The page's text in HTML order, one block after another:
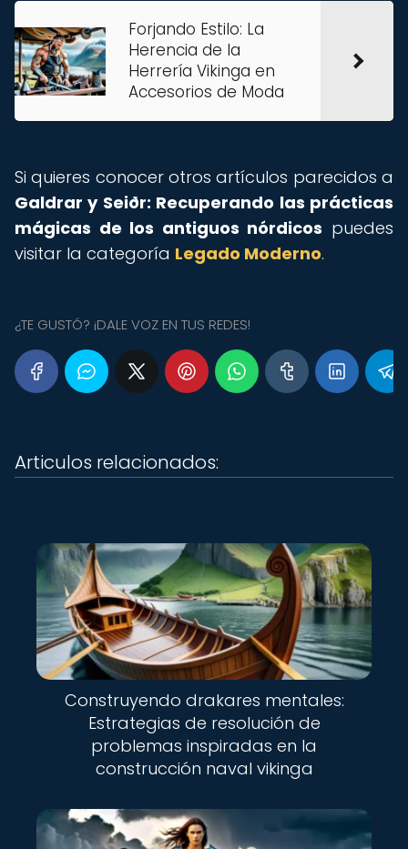
Forjando Estilo: La
Herencia de la
Herrería Vikinga en
Accesorios de Moda
Si quieres conocer otros artículos parecidos a
Galdrar y Seiðr: Recuperando las prácticas
mágicas de los antiguos nórdicos puedes
visitar la categoría Legado Moderno.
¿TE GUSTÓ? ¡DALE VOZ EN TUS REDES!
Articulos relacionados:
Construyendo drakares mentales:
Estrategias de resolución de
problemas inspiradas en la
construcción naval vikinga